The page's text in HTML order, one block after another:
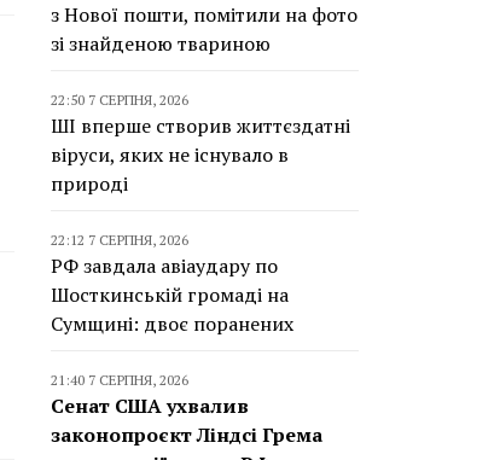
з Нової пошти, помітили на фото
зі знайденою твариною
22:50 7 СЕРПНЯ, 2026
ШІ вперше створив життєздатні
віруси, яких не існувало в
природі
22:12 7 СЕРПНЯ, 2026
РФ завдала авіаудару по
Шосткинській громаді на
Сумщині: двоє поранених
21:40 7 СЕРПНЯ, 2026
Сенат США ухвалив
законопроєкт Ліндсі Грема